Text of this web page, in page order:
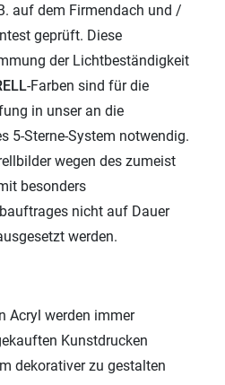
auf dem Firmendach und /
geprüft. Diese
der Lichtbeständigkeit
-Farben sind für die
in unser an die
5-Sterne-System notwendig.
wegen des zumeist
besonders
nicht auf Dauer
werden.
Acryl werden immer
Kunstdrucken
dekorativer zu gestalten